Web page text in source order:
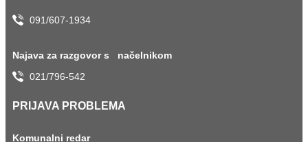
091/607-1934
Najava za razgovor s načelnikom
021/796-542
PRIJAVA PROBLEMA
Komunalni redar